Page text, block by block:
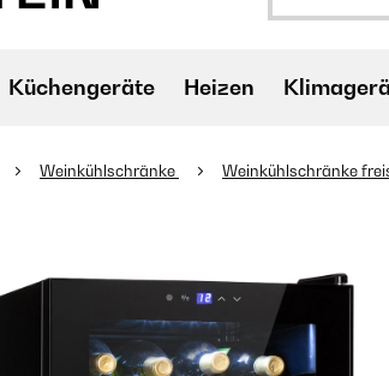
Küchengeräte Heizen
Weinkühlschränke Weinkühlschränke